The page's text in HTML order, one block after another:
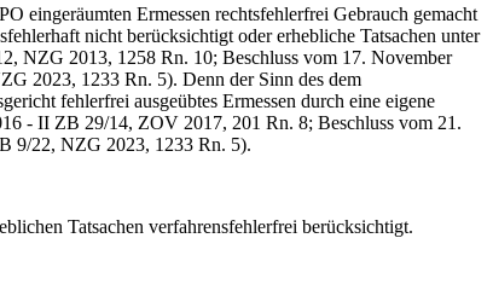
Ermessen rechtsfehlerfrei Gebrauch gemacht
nicht berücksichtigt oder erhebliche Tatsachen unter
NZG 2013, 1258 Rn. 10; Beschluss vom 17. November
2023, 1233 Rn. 5). Denn der Sinn des dem
fehlerfrei ausgeübtes Ermessen durch eine eigene
- II ZB 29/14, ZOV 2017, 201 Rn. 8; Beschluss vom 21.
9/22, NZG 2023, 1233 Rn. 5).
Tatsachen verfahrensfehlerfrei berücksichtigt.